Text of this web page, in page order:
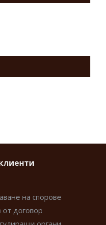
на спорове
договор